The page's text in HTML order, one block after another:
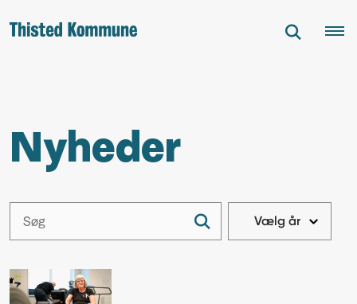
Nyheder